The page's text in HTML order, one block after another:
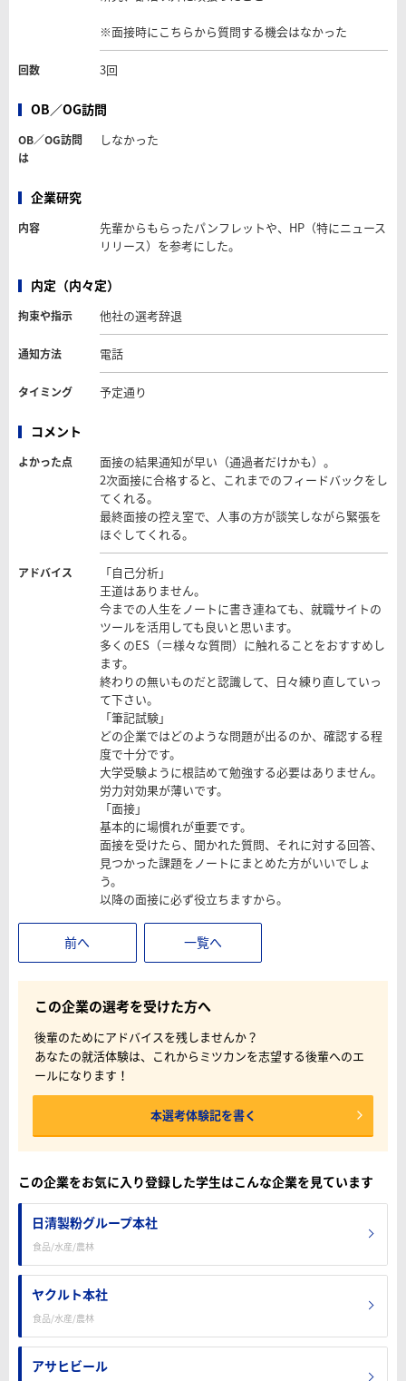
※面接時にこちらから質問する機会はなかった
回数 3回
OB／OG訪問
OB／OG訪問
は
しなかった
企業研究
内容
先輩からもらったパンフレットや、HP（特にニュース
リリース）を参考にした。
内定（内々定）
拘束や指示 他社の選考辞退
通知方法 電話
タイミング 予定通り
コメント
よかった点
面接の結果通知が早い（通過者だけかも）。
2次面接に合格すると、これまでのフィードバックをし
てくれる。
最終面接の控え室で、人事の方が談笑しながら緊張を
ほぐしてくれる。
アドバイス
「自己分析」
王道はありません。
今までの人生をノートに書き連ねても、就職サイトの
ツールを活用しても良いと思います。
多くのES（＝様々な質問）に触れることをおすすめし
ます。
終わりの無いものだと認識して、日々練り直していっ
て下さい。
「筆記試験」
どの企業ではどのような問題が出るのか、確認する程
度で十分です。
大学受験ように根詰めて勉強する必要はありません。
労力対効果が薄いです。
「面接」
基本的に場慣れが重要です。
面接を受けたら、聞かれた質問、それに対する回答、
見つかった課題をノートにまとめた方がいいでしょ
う。
以降の面接に必ず役立ちますから。
前へ 一覧へ
この企業の選考を受けた方へ
後輩のためにアドバイスを残しませんか？
あなたの就活体験は、これからミツカンを志望する後輩へのエ
ールになります！
本選考体験記を書く
この企業をお気に入り登録した学生はこんな企業を見ています
日清製粉グループ本社
食品/水産/農林
ヤクルト本社
食品/水産/農林
アサヒビール